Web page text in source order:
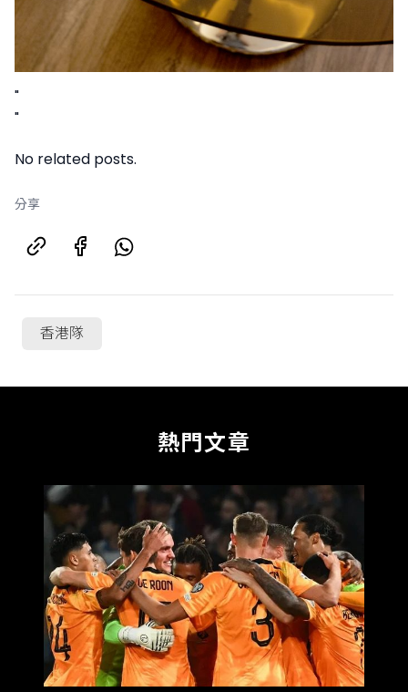
"
"
No related posts.
分享
香港隊
熱門文章